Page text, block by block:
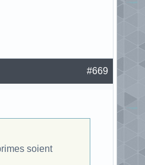
#669
soient